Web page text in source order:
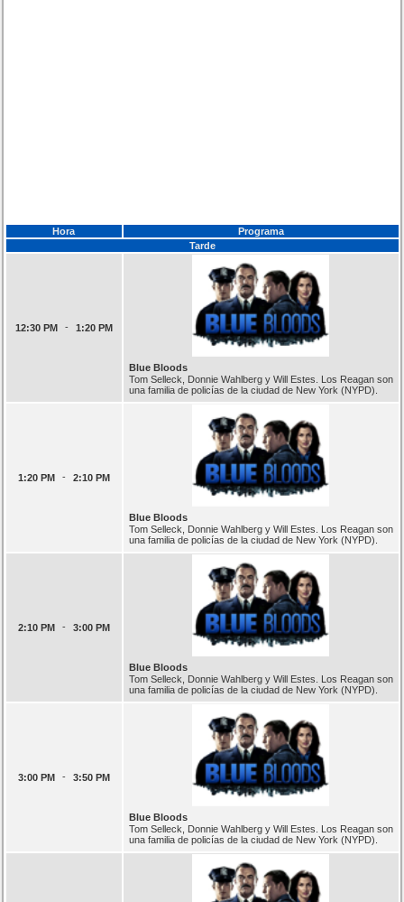
Hora
Programa
Tarde
12:30 PM - 1:20 PM
Blue Bloods
Tom Selleck, Donnie Wahlberg y Will Estes. Los Reagan son
una familia de policías de la ciudad de New York (NYPD).
1:20 PM - 2:10 PM
Blue Bloods
Tom Selleck, Donnie Wahlberg y Will Estes. Los Reagan son
una familia de policías de la ciudad de New York (NYPD).
2:10 PM - 3:00 PM
Blue Bloods
Tom Selleck, Donnie Wahlberg y Will Estes. Los Reagan son
una familia de policías de la ciudad de New York (NYPD).
3:00 PM - 3:50 PM
Blue Bloods
Tom Selleck, Donnie Wahlberg y Will Estes. Los Reagan son
una familia de policías de la ciudad de New York (NYPD).